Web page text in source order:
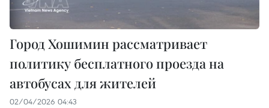
Город Хошимин рассматривает
политику бесплатного проезда на
автобусах для жителей
02/04/2026 04:43